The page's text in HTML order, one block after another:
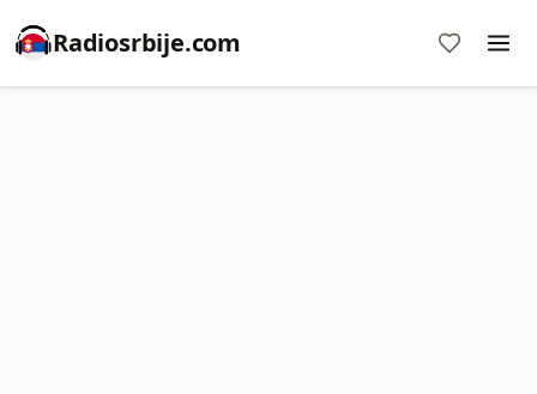
Radiosrbije.com